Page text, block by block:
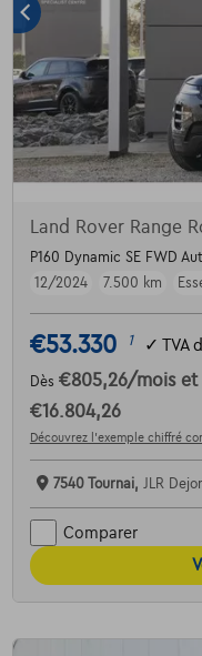
Land Rover Range
P160 Dynamic SE FWD
12/2024
7.500 km
€53.330 1 ✓ TVA
Dès €805,26/mois et
€16.804,26
Découvrez l’exemple chiffré
7540 Tournai, JLR
Comparer